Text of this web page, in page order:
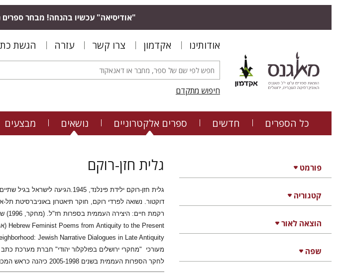
"אודיסיאה" עכשיו בהנחה! מבחר
אודותינו אקדמון צרו קשר עזרה הגשת
חיפוש מתקדם
כל הספרים חדשים ספרים אלקטרוניים נושאים מבצעים
פורמט
קטגוריה
הוצאה לאור
שפה
גלית חזן-רוקם
גלית חזן-רוקם ילידת פינלנד,
לחקר הספרות העממית בשנים 2005-1998 כיהנה כראש המכון למדעי היהדות באוניברסיטה העברית בירושלים בשנים 2004-2001